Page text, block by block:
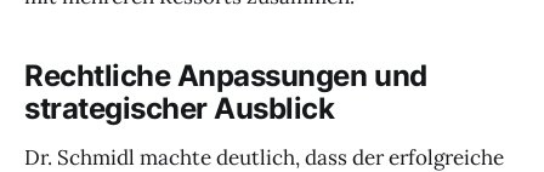
Rechtliche Anpassungen und
strategischer Ausblick
Dr. Schmidl machte deutlich, dass der erfolgreiche